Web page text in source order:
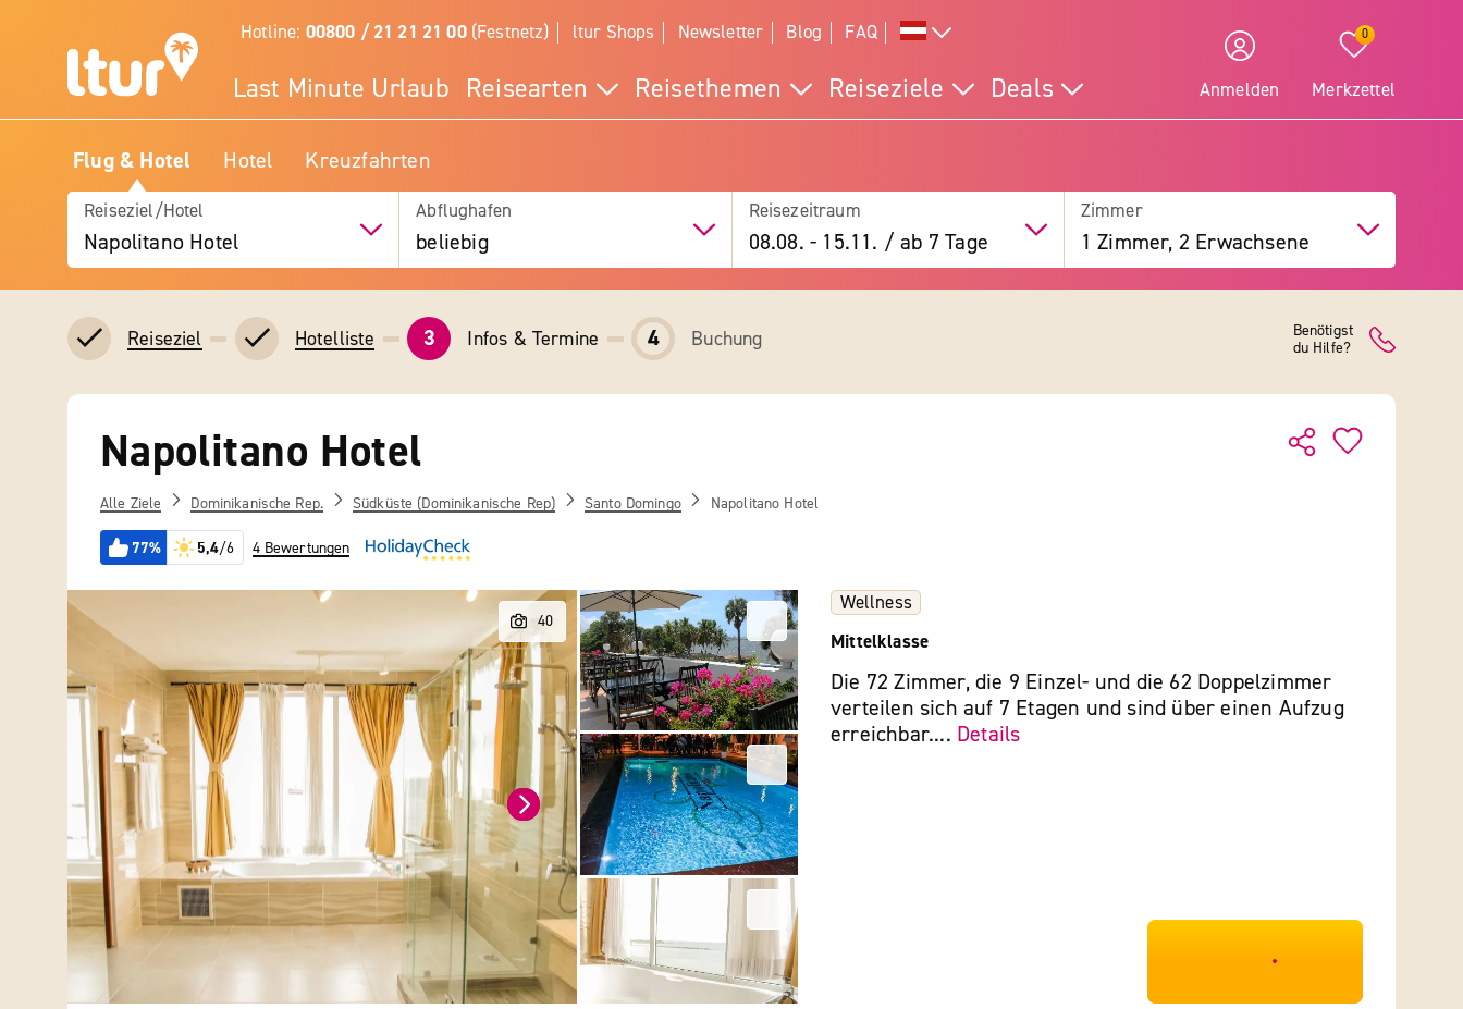
Hotline: 00800 / 21 21 21 00(Festnetz) ltur Shops Newsletter Blog FAQ
Last Minute Urlaub Reisearten Reisethemen Reiseziele Deals Anmelden
0
Merkzettel
Flug & Hotel Hotel Kreuzfahrten
Reiseziel/Hotel
Napolitano Hotel
Abflughafen
beliebig
Reisezeitraum
08.08. - 15.11. / ab 7 Tage
Zimmer
1 Zimmer, 2 Erwachsene
Reiseziel Hotelliste 3 Infos & Termine 4 Buchung
Benötigst
du Hilfe?
Napolitano Hotel
Alle Ziele Dominikanische Rep. Südküste (Dominikanische Rep) Santo Domingo Napolitano Hotel
77% 5,4/6 4 Bewertungen
Wellness
Mittelklasse
Die 72 Zimmer, die 9 Einzel- und die 62 Doppelzimmer
verteilen sich auf 7 Etagen und sind über einen Aufzug
erreichbar.... Details
***************